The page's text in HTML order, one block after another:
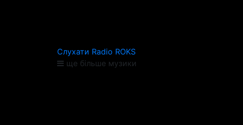
Слухати Radio ROKS
ще більше музики